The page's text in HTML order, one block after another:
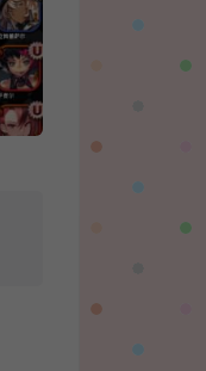
有没BUG